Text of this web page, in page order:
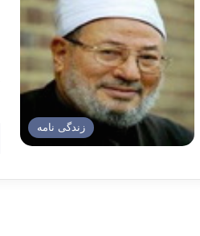
زندگی نامه